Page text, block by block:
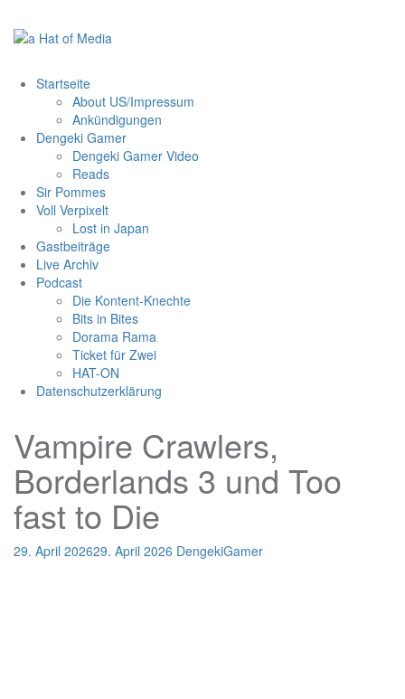
Inhalt
springen
Startseite
About US/Impressum
Ankündigungen
Dengeki Gamer
Dengeki Gamer Video
Reads
Sir Pommes
Voll Verpixelt
Lost in Japan
Gastbeiträge
Live Archiv
Podcast
Die Kontent-Knechte
Bits in Bites
Dorama Rama
Ticket für Zwei
HAT-ON
Datenschutzerklärung
Vampire Crawlers,
Borderlands 3 und Too
fast to Die
29. April 202629. April 2026 DengekiGamer